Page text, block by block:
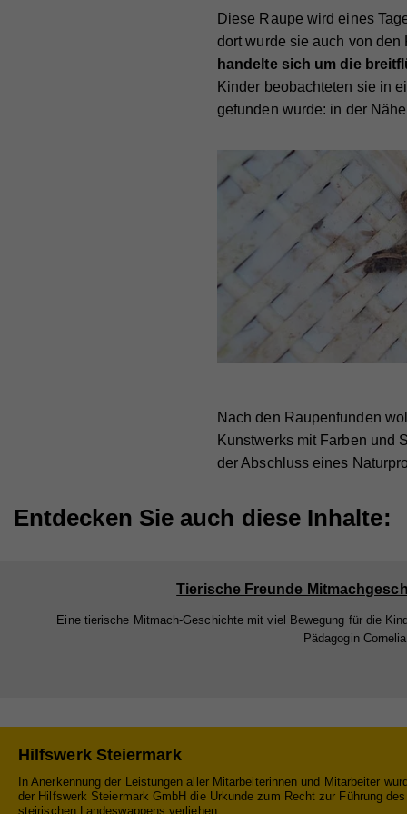
Diese Raupe wird eines
dort wurde sie auch von den
handelte sich um die
Kinder beobachteten sie in
gefunden wurde: in der
Nach den Raupenfunden
Kunstwerks mit Farben und
der Abschluss eines
Entdecken Sie auch diese Inhalte:
Tierische Freunde
Eine tierische Mitmach-Geschichte mit viel Bewegung für die
Pädagogin
Hilfswerk Steiermark
In Anerkennung der Leistungen aller Mitarbeiterinnen und Mitarbeiter
der Hilfswerk Steiermark GmbH die Urkunde zum Recht zur Führung des
steirischen Landeswappens verliehen.
Mit